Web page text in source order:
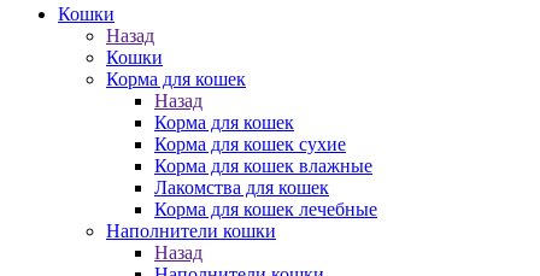
Кошки
Назад
Кошки
Корма для кошек
Назад
Корма для кошек
Корма для кошек сухие
Корма для кошек влажные
Лакомства для кошек
Корма для кошек лечебные
Наполнители кошки
Назад